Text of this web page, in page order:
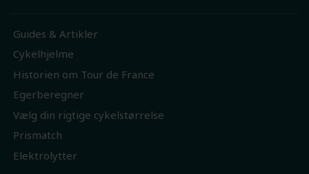
Guides & Artikler
Cykelhjelme
Historien om Tour de France
Egerberegner
Vælg din rigtige cykelstørrelse
Prismatch
Elektrolytter